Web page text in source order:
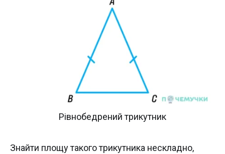
Рівнобедрений трикутник
Знайти площу такого трикутника нескладно,